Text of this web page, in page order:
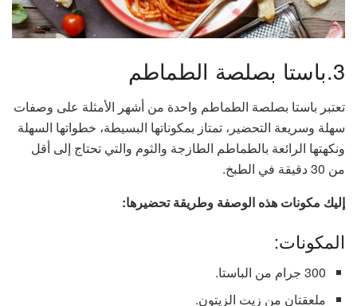
3.باستا بصلصة الطماطم
تعتبر باستا بصلصة الطماطم واحدة من أشهر الأمثلة على وصفات
سهلة وسريعة التحضير، تمتاز بمكوناتها البسيطة، خطواتها السهلة
ونكهتها الرائعة بالطماطم الطازجة والثوم والتي تحتاج إلى أقل
من 30 دقيقة في الطبخ.
إليك مكونات هذه الوصفة وطريقة تحضيرها:
المكونات:
300 جرام من الباستا.
ملعقتان من زيت الزيتون.